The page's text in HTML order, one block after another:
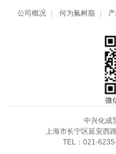
公司概况 何为氟树脂
微
中兴化成
上海市长宁区延安西
TEL：021-